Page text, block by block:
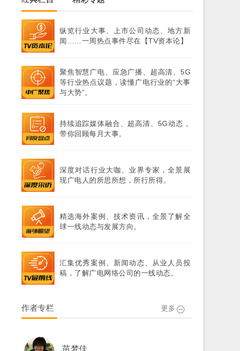
纵览行业大事、上市公司动态、地方新
闻……一周热点事件尽在【TV资本论】
聚焦智慧广电、应急广播、超高清、5G
等行业热点议题，读懂广电行业的“大事
与大势”。
持续追踪媒体融合、超高清、5G动态，
带你回顾每月大事。
深度对话行业大咖、业界专家，全景展
现广电人的所思所想，所行所得。
精选海外案例、技术资讯，全景了解全
球一线动态与发展方向。
汇集优秀案例、新闻动态、从业人员投
稿，了解广电网络公司的一线动态。
作者专栏 更多
苗梦佳